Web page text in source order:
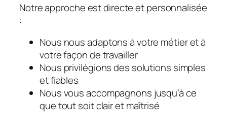
Notre approche est directe et personnalisée
:
Nous nous adaptons à votre métier et à
votre façon de travailler
Nous privilégions des solutions simples
et fiables
Nous vous accompagnons jusqu’à ce
que tout soit clair et maîtrisé